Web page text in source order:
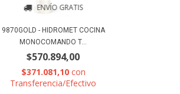
ENVÍO GRATIS
9870GOLD - HIDROMET COCINA
MONOCOMANDO T...
$570.894,00
$371.081,10 con
Transferencia/Efectivo